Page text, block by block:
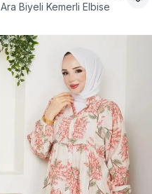
Ara Biyeli Kemerli Elbise